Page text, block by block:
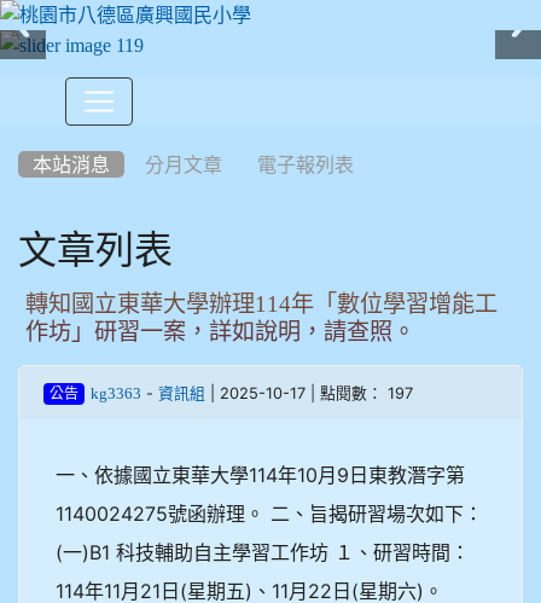
本站消息 分月文章 電子報列表
文章列表
轉知國立東華大學辦理114年「數位學習增能工
作坊」研習一案，詳如說明，請查照。
公告 kg3363 - 資訊組 | 2025-10-17 | 點閱數： 197
一、依據國立東華大學114年10月9日東教潛字第
1140024275號函辦理。 二、旨揭研習場次如下：
(一)B1 科技輔助自主學習工作坊 １、研習時間：
114年11月21日(星期五)、11月22日(星期六)。